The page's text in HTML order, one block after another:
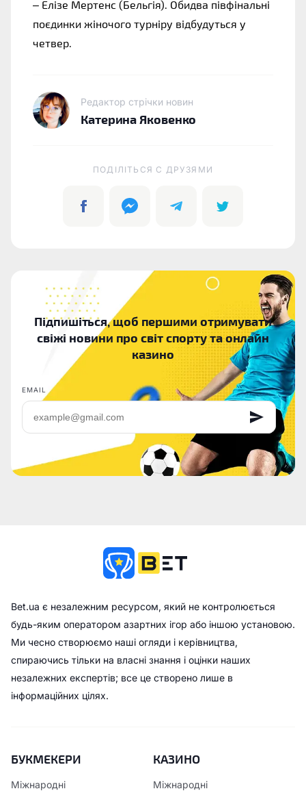
– Елізе Мертенс (Бельгія). Обидва півфінальні
поєдинки жіночого турніру відбудуться у
четвер.
Редактор стрічки новин
Катерина Яковенко
ПОДІЛІТЬСЯ C ДРУЗЯМИ
Підпишіться, щоб першими отримувати
свіжі новини про світ спорту та онлайн
казино
EMAIL
Bet.ua є незалежним ресурсом, який не контролюється
будь-яким оператором азартних ігор або іншою установою.
Ми чесно створюємо наші огляди і керівництва,
спираючись тільки на власні знання і оцінки наших
незалежних експертів; все це створено лише в
інформаційних цілях.
БУКМЕКЕРИ
Міжнародні
КАЗИНО
Міжнародні